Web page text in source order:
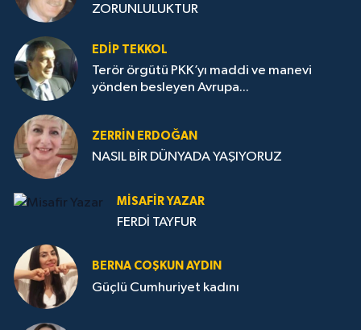
ZORUNLULUKTUR
EDIP TEKKOL
Terör örgütü PKK’yı maddi ve manevi
yönden besleyen Avrupa...
ZERRIN ERDOĞAN
NASIL BİR DÜNYADA YAŞIYORUZ
MISAFIR YAZAR
FERDİ TAYFUR
BERNA COŞKUN AYDIN
Güçlü Cumhuriyet kadını